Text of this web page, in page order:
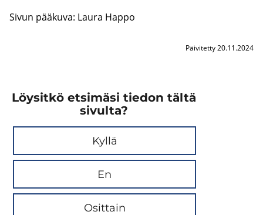
Sivun pää­ku­va: Laura Happo
Päivitetty 20.11.2024
Löysitkö etsimäsi tiedon tältä
sivulta?
Kyllä
En
Osittain